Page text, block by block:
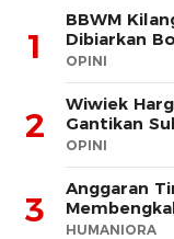
1
BBWM
Dibiarkan
OPINI
2
Wiwiek
Gantikan
OPINI
3
Anggaran
HUMANIORA